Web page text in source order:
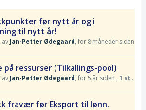
før nytt år og i
til nytt år!
av Jan-Petter Ødegaard, for 8 måneder siden
på ressurser (Tilkallings-pool)
av Jan-Petter Ødegaard, for 5 år siden , 1 stemme
fravær før Eksport til lønn.